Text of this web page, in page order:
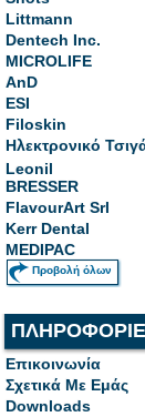
Littmann
Dentech Inc.
MICROLIFE
AnD
ESI
Filoskin
Ηλεκτρονικό
Leonil
BRESSER
FlavourArt Srl
Kerr Dental
MEDIPAC
Προβολή όλων
Επικοινωνία
Σχετικά Με Εμάς
Downloads